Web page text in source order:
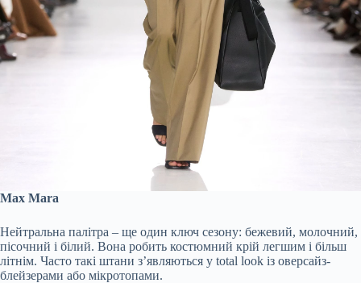
Max Mara
Нейтральна палітра – ще один ключ сезону: бежевий, молочний,
пісочний і білий. Вона робить костюмний крій легшим і більш
літнім. Часто такі штани з’являються у total look із оверсайз-
блейзерами або мікротопами.